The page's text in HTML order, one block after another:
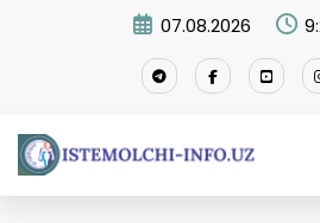
07.08.2026